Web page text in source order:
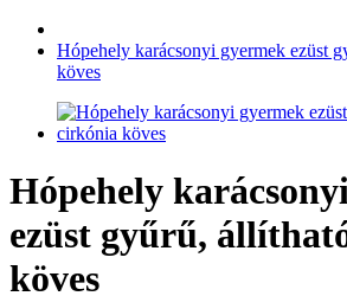
Hópehely karácsonyi gyermek ezüst
köves
Hópehely
ezüst gyűrű,
köves